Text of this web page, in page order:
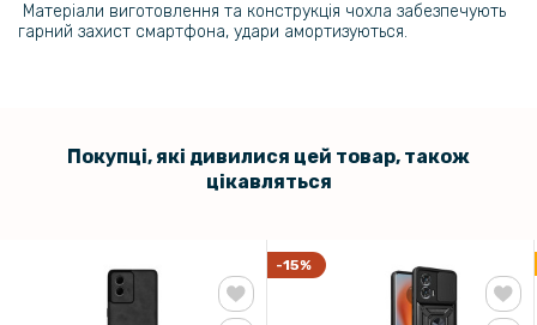
Гідрогелева плівка iNobi Matte для Motorola Moto G85, Матова
Протиударна гідрогелева плівка Hydrogel Film для Motorola Moto
G85​ на задню панель, Transparent
Гідрогелева плівка iNobi Matte для Motorola Moto G85​ на задню
панель, Матова
Матеріали виготовлення та конструкція чохла забезпечують
гарний захист смартфона, удари амортизуються.
Покупці, які дивилися цей товар, також
цікавляться
-15%